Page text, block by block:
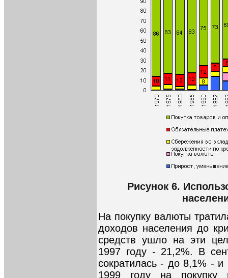
Рисунок 6.
На покупку валюты
доходов населения до
средств ушло на эти
1997 году - 21,2%. В
сократилась - до 8,1% -
1999 году на покупку